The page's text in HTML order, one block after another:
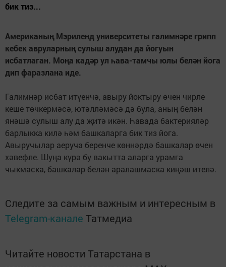
бик тиз...
Американың Мэриленд университеты галимнәре грипп
кебек авруларның сулыш алудан да йогуын
исбатлаган. Моңа кадәр ул һава-тамчы юлы белән йога
дип фаразлана иде.
Галимнәр исбат итүенчә, авыру йоктыру өчен чирле
кеше төчкермәсә, ютәлләмәсә дә була, аның белән
янәшә сулыш алу да җитә икән. Һавада бактерияләр
барлыкка килә һәм башкаларга бик тиз йога.
Авыручылар аеруча беренче көннәрдә башкалар өчен
хәвефле. Шуңа күрә бу вакытта аларга урамга
чыкмаска, башкалар белән аралашмаска киңәш ителә.
Следите за самым важным и интересным в
Telegram-канале Татмедиа
Читайте новости Татарстана в